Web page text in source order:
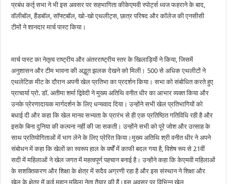
प्रबंध कर्तृ सभा ने भी इस अवसर पर सहभागिता कीकेएमवी स्पोर्ट्स ध्वज फहराने के बाद,
वॉलीबॉल, हैंडबॉल, सॉफ्टबॉल, खो-खो एथलीट्स, छात्र परिषद और कॉलेज की एनसीसी
टीमों ने शानदार मार्च पास्ट किया।
मार्च पास्ट का नेतृत्व राष्ट्रीय और अंतरराष्ट्रीय स्तर के खिलाड़ियों ने किया, जिसमें
अनुशासन और टीम भावना की अद्भुत झलक देखने को मिली। 500 से अधिक एथलीटों ने
एथलेटिक मीट के दौरान अपनी खेल प्रतिभा का प्रदर्शन किया। सभा को संबोधित करते हुए
प्राचार्या प्रो. डॉ. अतीमा शर्मा द्विवेदी ने मुख्य अतिथि वनीत धीर का आभार व्यक्त किया और
उनके प्रेरणादायक मार्गदर्शन के लिए धन्यवाद दिया। उन्होंने सभी खेल प्रतिभागियों को
बधाई दी और कहा कि खेल मानव सभ्यता के प्रारंभ से ही एक प्रतिष्ठित गतिविधि रही है और
इसके बिना दुनिया की कल्पना नहीं की जा सकती। उन्होंने सभी को पूरे जोश और उत्साह के
साथ प्रतियोगिताओं में भाग लेने के लिए प्रेरित किया।मुख्य अतिथि श्री वनीत धीर ने अपने
संबोधन में कहा कि खेलों का स्वरूप हाल के वर्षों में काफी बदल गया है, विशेष रूप से 21वीं
सदी में महिलाओं ने खेल जगत में महत्वपूर्ण पहचान बनाई है। उन्होंने कहा कि केएमवी महिलाओं
के सशक्तिकरण और शिक्षा के क्षेत्र में सदैव अग्रणी रहा है और इस संस्थान ने शिक्षा और
खेल के क्षेत्र में कई महान महिला नेता तैयार की हैं।इस अवसर पर विभिन्न खेल